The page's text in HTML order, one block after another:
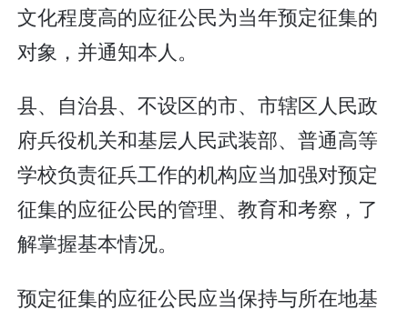
文化程度高的应征公民为当年预定征集的
对象，并通知本人。
县、自治县、不设区的市、市辖区人民政
府兵役机关和基层人民武装部、普通高等
学校负责征兵工作的机构应当加强对预定
征集的应征公民的管理、教育和考察，了
解掌握基本情况。
预定征集的应征公民应当保持与所在地基